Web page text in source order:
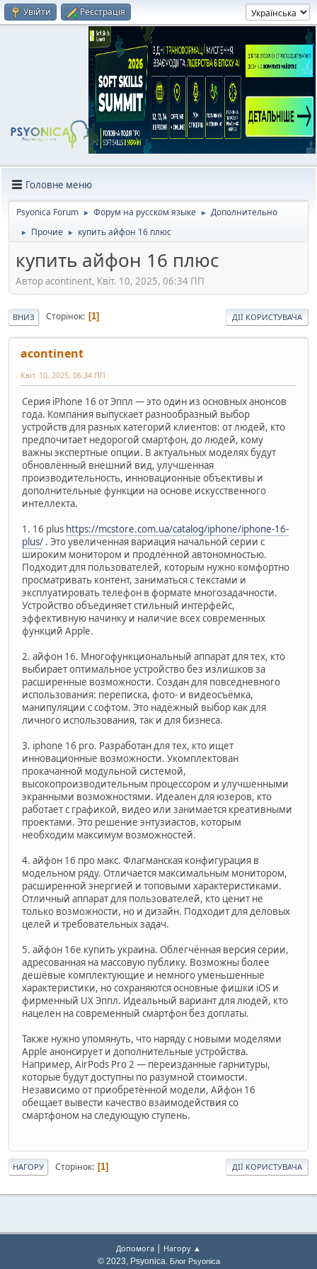
Увійти Реєстрація
Головне меню
Psyonica Forum ► Форум на русском языке ► Дополнительно
► Прочие ► купить айфон 16 плюс
купить айфон 16 плюс
Автор acontinent, Квіт. 10, 2025, 06:34 ПП
ВНИЗ Сторінок 1 ДІЇ КОРИСТУВАЧА
acontinent
Квіт. 10, 2025, 06:34 ПП
Серия iPhone 16 от Эппл — это один из основных анонсов
года. Компания выпускает разнообразный выбор
устройств для разных категорий клиентов: от людей, кто
предпочитает недорогой смартфон, до людей, кому
важны экспертные опции. В актуальных моделях будут
обновлённый внешний вид, улучшенная
производительность, инновационные объективы и
дополнительные функции на основе искусственного
интеллекта.
1. 16 plus https://mcstore.com.ua/catalog/iphone/iphone-16-
plus/ . Это увеличенная вариация начальной серии с
широким монитором и продлённой автономностью.
Подходит для пользователей, которым нужно комфортно
просматривать контент, заниматься с текстами и
эксплуатировать телефон в формате многозадачности.
Устройство объединяет стильный интерфейс,
эффективную начинку и наличие всех современных
функций Apple.
2. айфон 16. Многофункциональный аппарат для тех, кто
выбирает оптимальное устройство без излишков за
расширенные возможности. Создан для повседневного
использования: переписка, фото- и видеосъёмка,
манипуляции с софтом. Это надёжный выбор как для
личного использования, так и для бизнеса.
3. iphone 16 pro. Разработан для тех, кто ищет
инновационные возможности. Укомплектован
прокачанной модульной системой,
высокопроизводительным процессором и улучшенными
экранными возможностями. Идеален для юзеров, кто
работает с графикой, видео или занимается креативными
проектами. Это решение энтузиастов, которым
необходим максимум возможностей.
4. айфон 16 про макс. Флагманская конфигурация в
модельном ряду. Отличается максимальным монитором,
расширенной энергией и топовыми характеристиками.
Отличный аппарат для пользователей, кто ценит не
только возможности, но и дизайн. Подходит для деловых
целей и требовательных задач.
5. айфон 16е купить украина. Облегчённая версия серии,
адресованная на массовую публику. Возможны более
дешёвые комплектующие и немного уменьшенные
характеристики, но сохраняются основные фишки iOS и
фирменный UX Эппл. Идеальный вариант для людей, кто
нацелен на современный смартфон без доплаты.
Также нужно упомянуть, что наряду с новыми моделями
Apple анонсирует и дополнительные устройства.
Например, AirPods Pro 2 — переизданные гарнитуры,
которые будут доступны по разумной стоимости.
Независимо от приобретённой модели, Айфон 16
обещает вывести качество взаимодействия со
смартфоном на следующую ступень.
НАГОРУ Сторінок 1 ДІЇ КОРИСТУВАЧА
Допомога Нагору ▲
© 2023, Psyonica. Блог Psyonica